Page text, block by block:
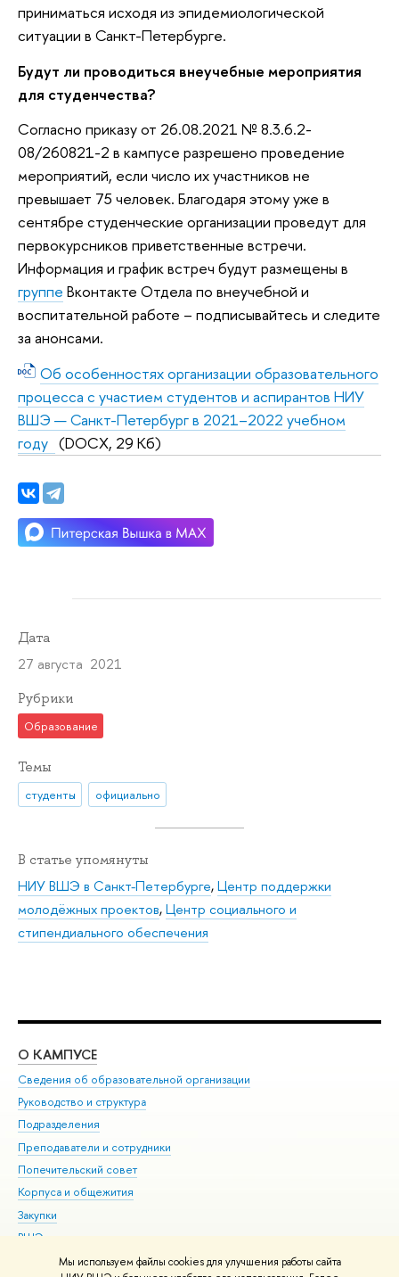
Мы используем файлы cookies для улучшения работы сайта
приниматься исходя из эпидемиологической
ситуации в Санкт-Петербурге.
Будут ли проводиться внеучебные мероприятия
для студенчества?
Согласно приказу от 26.08.2021 № 8.3.6.2-
08/260821-2 в кампусе разрешено проведение
мероприятий, если число их участников не
превышает 75 человек. Благодаря этому уже в
сентябре студенческие организации проведут для
первокурсников приветственные встречи.
Информация и график встреч будут размещены в
группе Вконтакте Отдела по внеучебной и
воспитательной работе – подписывайтесь и следите
за анонсами.
Об особенностях организации образовательного
процесса с участием студентов и аспирантов НИУ
ВШЭ — Санкт-Петербург в 2021–2022 учебном
году (DOCX, 29 Кб)
Дата
27 августа 2021
Рубрики
Образование
Темы
студенты официально
В статье упомянуты
НИУ ВШЭ в Санкт-Петербурге,Центр поддержки
молодёжных проектов,Центр социального и
стипендиального обеспечения
О КАМПУСЕ
Сведения об образовательной организации
Руководство и структура
Подразделения
Преподаватели и сотрудники
Попечительский совет
Корпуса и общежития
Закупки
ВШЭ для студентов с ограниченными возможностями
здоровья и инвалидностью